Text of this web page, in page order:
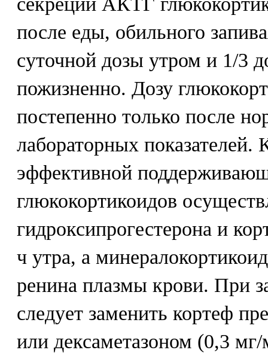
после еды, обильного
суточной дозы утром и 1/3
пожизненно. Дозу
постепенно только после
лабораторных
эффективной
глюкокортикоидов
гидроксипрогестерона и
ч утра, а
ренина плазмы крови. При
следует заменить кортеф
или дексаметазоном (0,3